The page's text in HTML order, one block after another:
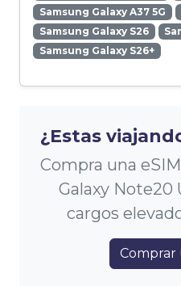
Samsung Galaxy A37 5G
Samsung Galaxy S26
Samsung Galaxy S26+
¿Estas
Compra una
Galaxy Note20
cargos
Comprar